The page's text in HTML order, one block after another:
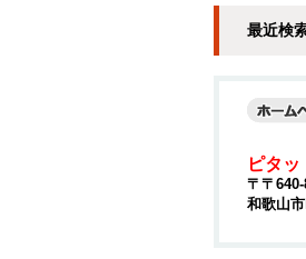
最近検
ピタ
〒〒
和歌山